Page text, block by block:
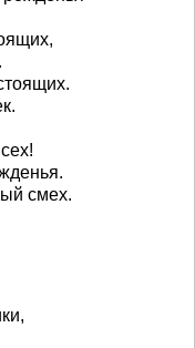
смех.